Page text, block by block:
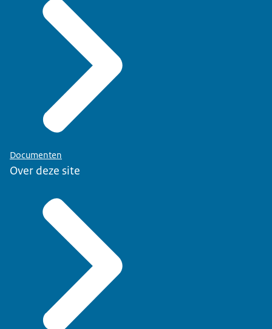
Documenten
Over deze site